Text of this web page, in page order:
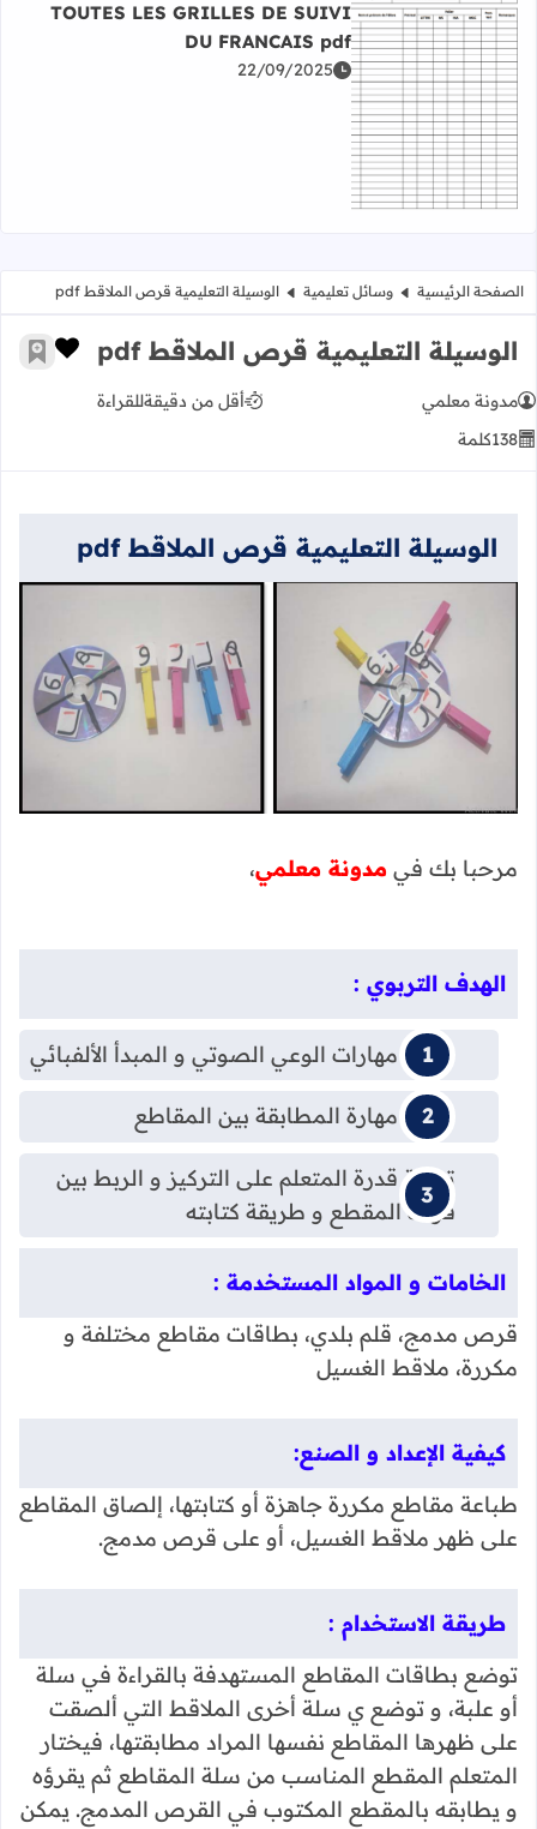
اقرأ المزيد عن TOUTES LES GRILLES DE SUIVI DU FRANCAIS pdf
TOUTES LES GRILLES DE SUIVI
DU FRANCAIS pdf
22/09/2025
الصفحة الرئيسية وسائل تعليمية الوسيلة التعليمية قرص الملاقط pdf
الوسيلة التعليمية قرص الملاقط pdf زر
أضف
مدونة معلمي أقل من دقيقةللقراءة
138كلمة
الوسيلة التعليمية قرص الملاقط pdf
مرحبا بك في مدونة معلمي،
الهدف التربوي :
تنمية مهارات الوعي الصوتي و المبدأ الألفبائي
تنمية مهارة المطابقة بين المقاطع
تنمية قدرة المتعلم على التركيز و الربط بين
قراءة المقطع و طريقة كتابته
الخامات و المواد المستخدمة :
قرص مدمج، قلم بلدي، بطاقات مقاطع مختلفة و
مكررة، ملاقط الغسيل
كيفية الإعداد و الصنع:
طباعة مقاطع مكررة جاهزة أو كتابتها، إلصاق المقاطع
على ظهر ملاقط الغسيل، أو على قرص مدمج.
طريقة الاستخدام :
توضع بطاقات المقاطع المستهدفة بالقراءة في سلة
أو علبة، و توضع ي سلة أخرى الملاقط التي ألصقت
على ظهرها المقاطع نفسها المراد مطابقتها، فيختار
المتعلم المقطع المناسب من سلة المقاطع ثم يقرؤه
و يطابقه بالمقطع المكتوب في القرص المدمج. يمكن